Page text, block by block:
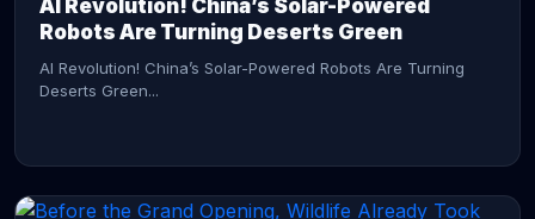
AI Revolution! China’s Solar-Powered
Robots Are Turning Deserts Green
AI Revolution! China’s Solar-Powered Robots Are Turning
Deserts Green...